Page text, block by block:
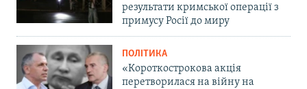
результати кримської операції з
примусу Росії до миру
ПОЛІТИКА
«Короткострокова акція
перетворилася на війну на